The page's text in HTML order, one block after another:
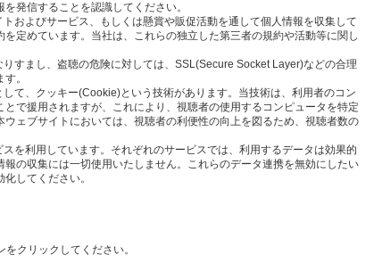
発信することを認識してください。
およびサービス、もしくは懸賞や販促活動を通して個人情報を収集して
定めています。当社は、これらの独立した第三者の規約や活動等に関し
すまし、盗聴の危険に対しては、SSL(Secure Socket Layer)などの合理
。
て、クッキー(Cookie)という技術があります。当技術は、利用者のコン
で援用されますが、これにより、視聴者の使用するコンピュータを特定
ェブサイトにおいては、視聴者の利便性の向上を図るため、視聴者数の
を利用しています。それぞれのサービスでは、利用するデータは効果的
の収集には一切使用いたしません。これらのデータ連携を無効にしたい
してください。
クリックしてください。